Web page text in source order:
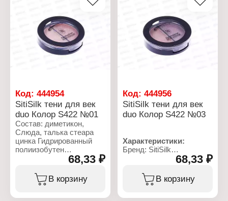
Объем: 1,7 г
Код: 444954
SitiSilk тени для век
duo Колор S422 №01
Состав: диметикон,
Слюда, талька стеара
цинка Гидрированный
полиизобутен
DIISOSTERYL малат,
Каприлилсяоль,
феноксиэтанол,Лауроильная
68,33 ₽
В корзину
Код:444956
SitiSilk тени для век
duo Колор S422 №03
Характеристики:
Бренд: SitiSilk
Линейка: "Duo Color"
Тип товара: Тени для век
Тон: № 03
68,33 ₽
В корзину